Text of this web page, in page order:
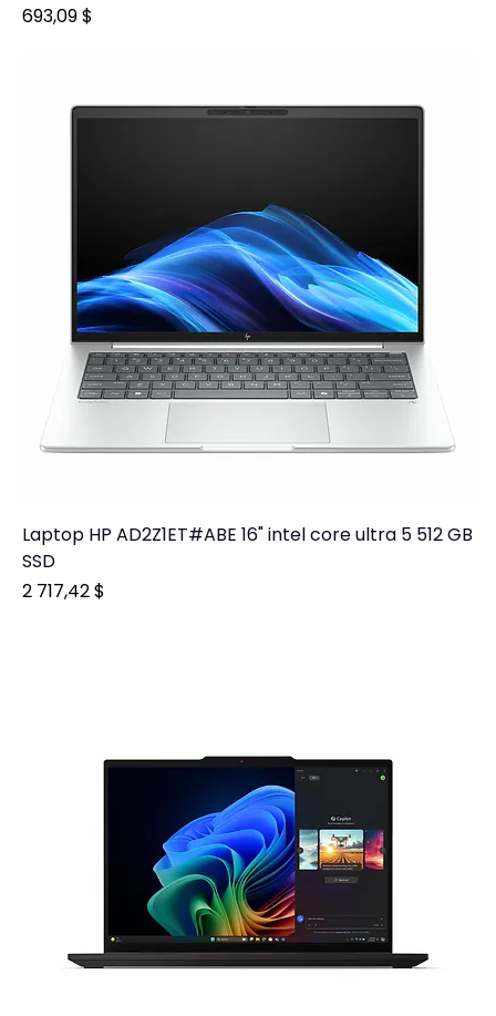
Prix
693,09 $
Laptop HP AD2Z1ET#ABE 16" intel core ultra 5 512 GB
SSD
Prix
2 717,42 $